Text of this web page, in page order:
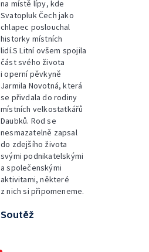
na místě lípy, kde
Svatopluk Čech jako
chlapec poslouchal
historky místních
lidí.S Litní ovšem spojila
část svého života
i operní pěvkyně
Jarmila Novotná, která
se přivdala do rodiny
místních velkostatkářů
Daubků. Rod se
nesmazatelně zapsal
do zdejšího života
svými podnikatelskými
a společenskými
aktivitami, některé
z nich si připomeneme.
Soutěž